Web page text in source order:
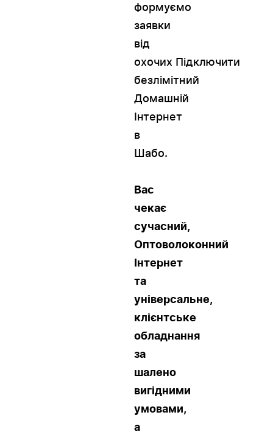
формуємо
заявки
від
охочих Підключити
безлімітний
Домашній
Інтернет
в
Шабо.
Вас
чекає
сучасний,
Оптоволоконний
Інтернет
та
універсальне,
клієнтське
обладнання
за
шалено
вигідними
умовами,
а